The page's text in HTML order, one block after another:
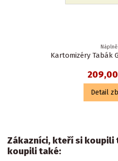
Náplně
Kartomizéry Tabák
Detail
Zákazníci, kteří si
koupili také: